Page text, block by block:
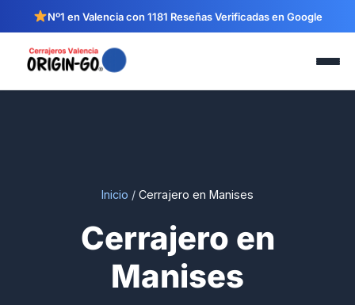
Nº1 en Valencia con 1181 Reseñas Verificadas en Google
Inicio / Cerrajero en Manises
Cerrajero en
Manises